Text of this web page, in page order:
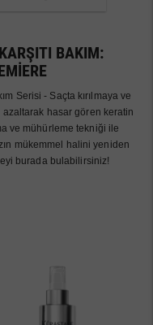
BAKIM:
Serisi - Saçta kırılmaya ve
hasar gören keratin
ve mühürleme tekniği ile
mükemmel halini yeniden
burada bulabilirsiniz!